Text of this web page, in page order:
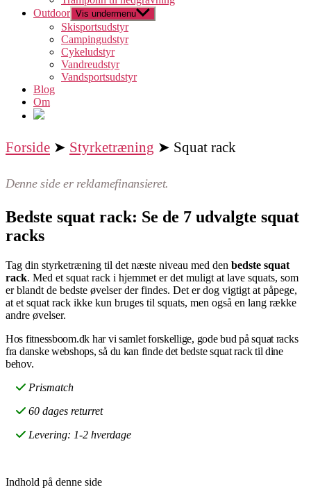
Outdoor Vis undermenu
Skisportsudstyr
Campingudstyr
Cykeludstyr
Vandreudstyr
Vandsportsudstyr
Blog
Om
Forside ➤ Styrketræning ➤ Squat rack
Denne side er reklamefinansieret.
Bedste squat rack: Se de 7 udvalgte squat
racks
Tag din styrketræning til det næste niveau med den bedste squat
rack. Med et squat rack i hjemmet er det muligt at lave squats, som
er blandt de bedste øvelser der findes. Det er dog vigtigt at påpege,
at et squat rack ikke kun bruges til squats, men også en lang række
andre øvelser.
Hos fitnessboom.dk har vi samlet forskellige, gode bud på squat racks
fra danske webshops, så du kan finde det bedste squat rack til dine
behov.
Prismatch
60 dages returret
Levering: 1-2 hverdage
Indhold på denne side